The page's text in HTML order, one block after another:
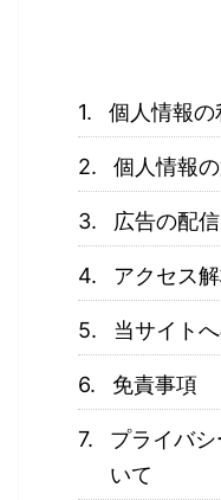
個人情報の
個人情報
広告の配
アクセス
当サイト
免責事項
プライバ
いて